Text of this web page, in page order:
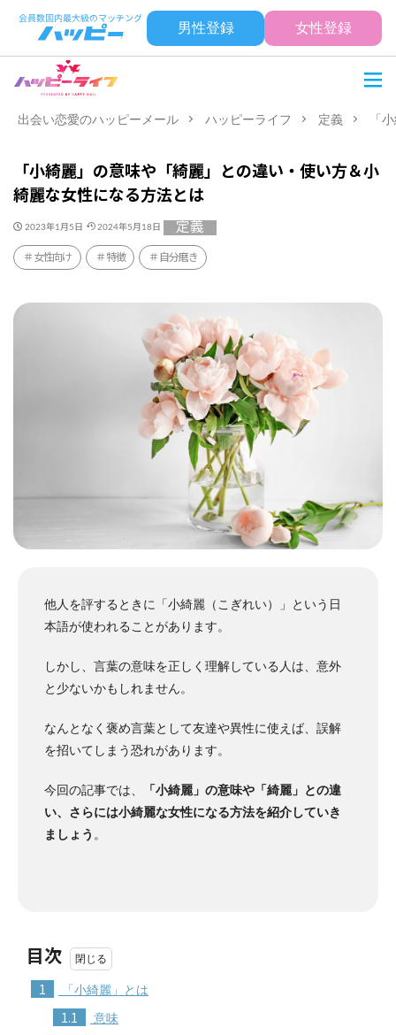
男性登録 女性登録
出会い恋愛のハッピーメール ハッピーライフ 定義 「
「小綺麗」の意味や「綺麗」との違い・使い方＆小
綺麗な女性になる方法とは
2023年1月5日 2024年5月18日 定義
女性向け 特徴 自分磨き
他人を評するときに「小綺麗（こぎれい）」という日
本語が使われることがあります。
しかし、言葉の意味を正しく理解している人は、意外
と少ないかもしれません。
なんとなく褒め言葉として友達や異性に使えば、誤解
を招いてしまう恐れがあります。
今回の記事では、
「小綺麗」の意味や「綺麗」との違
い、さらには小綺麗な女性になる方法を紹介していき
ましょう 。
目次
1 「小綺麗」とは
1.1 意味